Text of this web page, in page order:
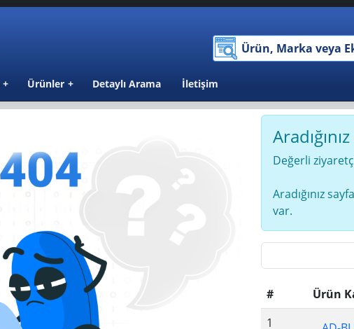
Ürünler Detaylı Arama İletişim
Değerli
Aradığınız
var.
#
Ürün
1